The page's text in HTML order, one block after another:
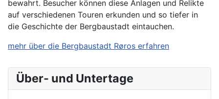
bewahrt. Besucher können diese Anlagen und Relikte
auf verschiedenen Touren erkunden und so tiefer in
die Geschichte der Bergbaustadt eintauchen.
mehr über die Bergbaustadt Røros erfahren
Über- und Untertage